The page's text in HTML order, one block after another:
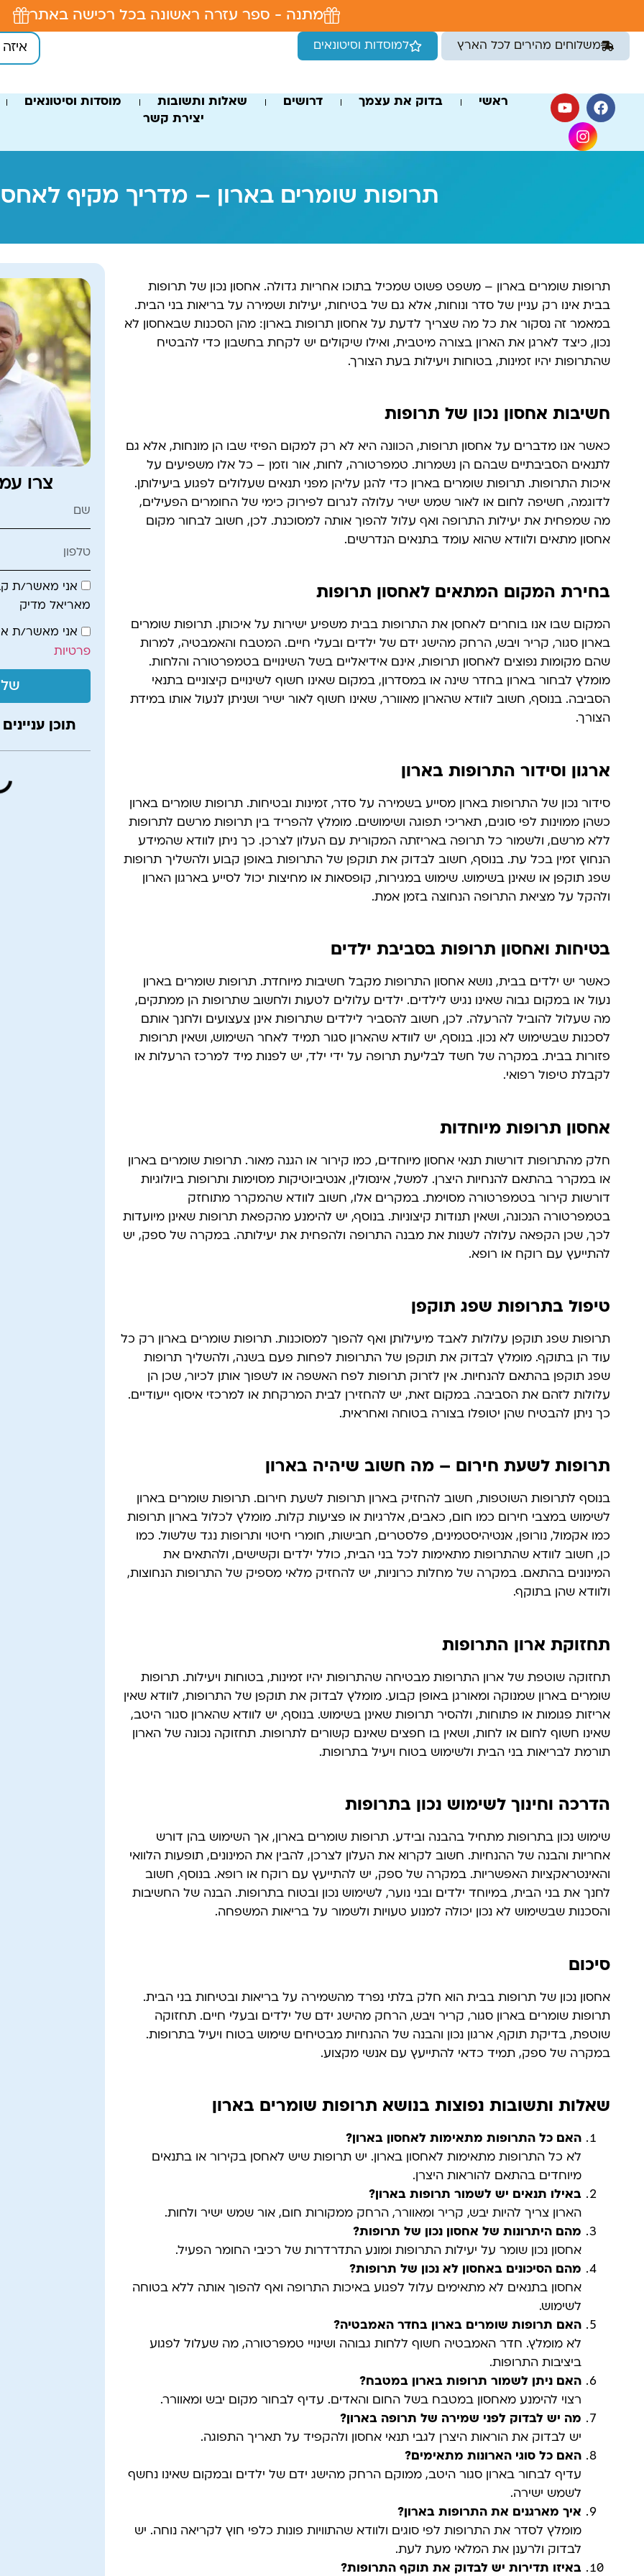
מתנה - ספר עזרה ראשונה בכל רכישה באתר
משלוחים מהירים לכל הארץ למוסדות וסיטונאים
ראשי בדוק את עצמך דרושים שאלות ותשובות
מוסדות וסיטונאים
יצירת קשר
תרופות שומרים בארון – מדריך מקיף
תרופות שומרים בארון – משפט פשוט שמכיל בתוכו אחריות גדולה. אחסון נכון של תרופות
בבית אינו רק עניין של סדר ונוחות, אלא גם של בטיחות, יעילות ושמירה על בריאות בני הבית.
במאמר זה נסקור את כל מה שצריך לדעת על אחסון תרופות בארון: מהן הסכנות שבאחסון לא
נכון, כיצד לארגן את הארון בצורה מיטבית, ואילו שיקולים יש לקחת בחשבון כדי להבטיח
שהתרופות יהיו זמינות, בטוחות ויעילות בעת הצורך.
חשיבות אחסון נכון של תרופות
כאשר אנו מדברים על אחסון תרופות, הכוונה היא לא רק למקום הפיזי שבו הן מונחות, אלא גם
לתנאים הסביבתיים שבהם הן נשמרות. טמפרטורה, לחות, אור וזמן – כל אלו משפיעים על
איכות התרופות. תרופות שומרים בארון כדי להגן עליהן מפני תנאים שעלולים לפגוע ביעילותן.
לדוגמה, חשיפה לחום או לאור שמש ישיר עלולה לגרום לפירוק כימי של החומרים הפעילים,
מה שמפחית את יעילות התרופה ואף עלול להפוך אותה למסוכנת. לכן, חשוב לבחור מקום
אחסון מתאים ולוודא שהוא עומד בתנאים הנדרשים.
בחירת המקום המתאים לאחסון תרופות
המקום שבו אנו בוחרים לאחסן את התרופות בבית משפיע ישירות על איכותן. תרופות שומרים
בארון סגור, קריר ויבש, הרחק מהישג ידם של ילדים ובעלי חיים. המטבח והאמבטיה, למרות
שהם מקומות נפוצים לאחסון תרופות, אינם אידיאליים בשל השינויים בטמפרטורה והלחות.
מומלץ לבחור בארון בחדר שינה או במסדרון, במקום שאינו חשוף לשינויים קיצוניים בתנאי
הסביבה. בנוסף, חשוב לוודא שהארון מאוורר, שאינו חשוף לאור ישיר ושניתן לנעול אותו במידת
הצורך.
ארגון וסידור התרופות בארון
סידור נכון של התרופות בארון מסייע בשמירה על סדר, זמינות ובטיחות. תרופות שומרים בארון
כשהן ממוינות לפי סוגים, תאריכי תפוגה ושימושים. מומלץ להפריד בין תרופות מרשם לתרופות
ללא מרשם, ולשמור כל תרופה באריזתה המקורית עם העלון לצרכן. כך ניתן לוודא שהמידע
הנחוץ זמין בכל עת. בנוסף, חשוב לבדוק את תוקפן של התרופות באופן קבוע ולהשליך תרופות
שפג תוקפן או שאינן בשימוש. שימוש במגירות, קופסאות או מחיצות יכול לסייע בארגון הארון
ולהקל על מציאת התרופה הנחוצה בזמן אמת.
בטיחות ואחסון תרופות בסביבת ילדים
כאשר יש ילדים בבית, נושא אחסון התרופות מקבל חשיבות מיוחדת. תרופות שומרים בארון
נעול או במקום גבוה שאינו נגיש לילדים. ילדים עלולים לטעות ולחשוב שתרופות הן ממתקים,
מה שעלול להוביל להרעלה. לכן, חשוב להסביר לילדים שתרופות אינן צעצועים ולחנך אותם
לסכנות שבשימוש לא נכון. בנוסף, יש לוודא שהארון סגור תמיד לאחר השימוש, ושאין תרופות
פזורות בבית. במקרה של חשד לבליעת תרופה על ידי ילד, יש לפנות מיד למרכז הרעלות או
לקבלת טיפול רפואי.
אחסון תרופות מיוחדות
חלק מהתרופות דורשות תנאי אחסון מיוחדים, כמו קירור או הגנה מאור. תרופות שומרים בארון
או במקרר בהתאם להנחיות היצרן. למשל, אינסולין, אנטיביוטיקות מסוימות ותרופות ביולוגיות
דורשות קירור בטמפרטורה מסוימת. במקרים אלו, חשוב לוודא שהמקרר מתוחזק
בטמפרטורה הנכונה, ושאין תנודות קיצוניות. בנוסף, יש להימנע מהקפאת תרופות שאינן מיועדות
לכך, שכן הקפאה עלולה לשנות את מבנה התרופה ולהפחית את יעילותה. במקרה של ספק, יש
להתייעץ עם רוקח או רופא.
טיפול בתרופות שפג תוקפן
תרופות שפג תוקפן עלולות לאבד מיעילותן ואף להפוך למסוכנות. תרופות שומרים בארון רק כל
עוד הן בתוקף. מומלץ לבדוק את תוקפן של התרופות לפחות פעם בשנה, ולהשליך תרופות
שפג תוקפן בהתאם להנחיות. אין לזרוק תרופות לפח האשפה או לשפוך אותן לכיור, שכן הן
עלולות לזהם את הסביבה. במקום זאת, יש להחזירן לבית המרקחת או למרכזי איסוף ייעודיים.
כך ניתן להבטיח שהן יטופלו בצורה בטוחה ואחראית.
תרופות לשעת חירום – מה חשוב שיהיה בארון
בנוסף לתרופות השוטפות, חשוב להחזיק בארון תרופות לשעת חירום. תרופות שומרים בארון
לשימוש במצבי חירום כמו חום, כאבים, אלרגיות או פציעות קלות. מומלץ לכלול בארון תרופות
כמו אקמול, נורופן, אנטיהיסטמינים, פלסטרים, חבישות, חומרי חיטוי ותרופות נגד שלשול. כמו
כן, חשוב לוודא שהתרופות מתאימות לכל בני הבית, כולל ילדים וקשישים, ולהתאים את
המינונים בהתאם. במקרה של מחלות כרוניות, יש להחזיק מלאי מספיק של התרופות הנחוצות,
ולוודא שהן בתוקף.
תחזוקת ארון התרופות
תחזוקה שוטפת של ארון התרופות מבטיחה שהתרופות יהיו זמינות, בטוחות ויעילות. תרופות
שומרים בארון שמנוקה ומאורגן באופן קבוע. מומלץ לבדוק את תוקפן של התרופות, לוודא שאין
אריזות פגומות או פתוחות, ולהסיר תרופות שאינן בשימוש. בנוסף, יש לוודא שהארון סגור היטב,
שאינו חשוף לחום או לחות, ושאין בו חפצים שאינם קשורים לתרופות. תחזוקה נכונה של הארון
תורמת לבריאות בני הבית ולשימוש בטוח ויעיל בתרופות.
הדרכה וחינוך לשימוש נכון בתרופות
שימוש נכון בתרופות מתחיל בהבנה ובידע. תרופות שומרים בארון, אך השימוש בהן דורש
אחריות והבנה של ההנחיות. חשוב לקרוא את העלון לצרכן, להבין את המינונים, תופעות הלוואי
והאינטראקציות האפשריות. במקרה של ספק, יש להתייעץ עם רוקח או רופא. בנוסף, חשוב
לחנך את בני הבית, במיוחד ילדים ובני נוער, לשימוש נכון ובטוח בתרופות. הבנה של החשיבות
והסכנות שבשימוש לא נכון יכולה למנוע טעויות ולשמור על בריאות המשפחה.
סיכום
אחסון נכון של תרופות בבית הוא חלק בלתי נפרד מהשמירה על בריאות ובטיחות בני הבית.
תרופות שומרים בארון סגור, קריר ויבש, הרחק מהישג ידם של ילדים ובעלי חיים. תחזוקה
שוטפת, בדיקת תוקף, ארגון נכון והבנה של ההנחיות מבטיחים שימוש בטוח ויעיל בתרופות.
במקרה של ספק, תמיד כדאי להתייעץ עם אנשי מקצוע.
שאלות ותשובות נפוצות בנושא תרופות שומרים בארון
האם כל התרופות מתאימות לאחסון בארון?
לא כל התרופות מתאימות לאחסון בארון. יש תרופות שיש לאחסן בקירור או בתנאים
מיוחדים בהתאם להוראות היצרן.
באילו תנאים יש לשמור תרופות בארון?
הארון צריך להיות יבש, קריר ומאוורר, הרחק ממקורות חום, אור שמש ישיר ולחות.
מהם היתרונות של אחסון נכון של תרופות?
אחסון נכון שומר על יעילות התרופות ומונע התדרדרות של רכיבי החומר הפעיל.
מהם הסיכונים באחסון לא נכון של תרופות?
אחסון בתנאים לא מתאימים עלול לפגוע באיכות התרופה ואף להפוך אותה ללא בטוחה
לשימוש.
האם תרופות שומרים בארון בחדר האמבטיה?
לא מומלץ. חדר האמבטיה חשוף ללחות גבוהה ושינויי טמפרטורה, מה שעלול לפגוע
ביציבות התרופות.
האם ניתן לשמור תרופות בארון במטבח?
רצוי להימנע מאחסון במטבח בשל החום והאדים. עדיף לבחור מקום יבש ומאוורר.
מה יש לבדוק לפני שמירה של תרופה בארון?
יש לבדוק את הוראות היצרן לגבי תנאי אחסון ולהקפיד על תאריך התפוגה.
האם כל סוגי הארונות מתאימים?
עדיף לבחור בארון סגור היטב, ממוקם הרחק מהישג ידם של ילדים ובמקום שאינו נחשף
לשמש ישירה.
איך מארגנים את התרופות בארון?
מומלץ לסדר את התרופות לפי סוגים ולוודא שהתוויות פונות כלפי חוץ לקריאה נוחה. יש
לבדוק ולרענן את המלאי מעת לעת.
באיזו תדירות יש לבדוק את תוקף התרופות?
צרו
אני מאשר/ת
מאריאל מדיק
אני מאשר/ת
פרטיות
תוכן עניינים